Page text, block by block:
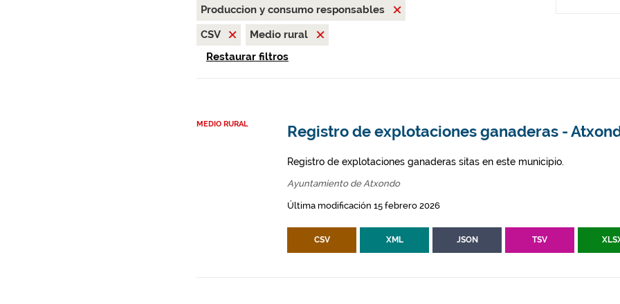
Produccion y consumo responsables
CSV
Medio rural
Restaurar filtros
MEDIO RURAL Registro de explotaciones ganaderas -
Registro de explotaciones ganaderas sitas en este municipio.
Ayuntamiento de Atxondo
Última modificación 15 febrero 2026
CSV XML JSON TSV